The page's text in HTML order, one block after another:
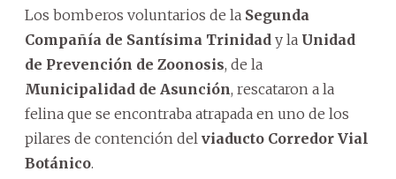
Los bomberos voluntarios de la Segunda
Compañía de Santísima Trinidad y la Unidad
de Prevención de Zoonosis, de la
Municipalidad de Asunción, rescataron a la
felina que se encontraba atrapada en uno de los
pilares de contención del viaducto Corredor Vial
Botánico.